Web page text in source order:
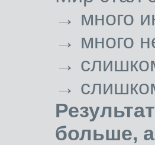
→ много
→ много
→
→
больше,